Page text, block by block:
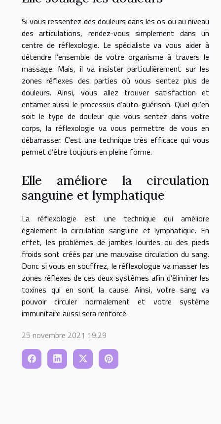
Si vous ressentez des douleurs dans les os ou au niveau
des articulations, rendez-vous simplement dans un
centre de réflexologie. Le spécialiste va vous aider à
détendre l’ensemble de votre organisme à travers le
massage. Mais, il va insister particulièrement sur les
zones réflexes des parties où vous sentez plus de
douleurs. Ainsi, vous allez trouver satisfaction et
entamer aussi le processus d’auto-guérison. Quel qu’en
soit le type de douleur que vous sentez dans votre
corps, la réflexologie va vous permettre de vous en
débarrasser. C’est une technique très efficace qui vous
permet d’être toujours en pleine forme.
Elle améliore la circulation
sanguine et lymphatique
La réflexologie est une technique qui améliore
également la circulation sanguine et lymphatique. En
effet, les problèmes de jambes lourdes ou des pieds
froids sont créés par une mauvaise circulation du sang.
Donc si vous en souffrez, le réflexologue va masser les
zones réflexes de ces deux systèmes afin d’éliminer les
toxines qui en sont la cause. Ainsi, votre sang va
pouvoir circuler normalement et votre système
immunitaire aussi sera renforcé.
25 novembre 2021 19:29